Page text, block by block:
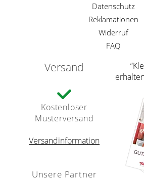
Datenschutz
Reklamationen
Widerruf
FAQ
Versand
Kostenloser
Musterversand
Versandinformation
Unsere Partner